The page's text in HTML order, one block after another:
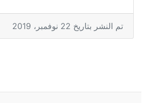
تم النشر بتاريخ 22 نوفمبر، 2019